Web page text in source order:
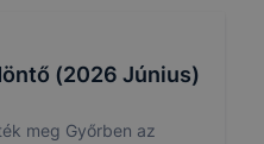
(2026 Június)
meg Győrben az